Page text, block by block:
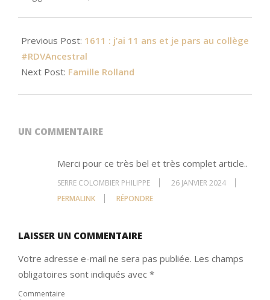
Previous Post: 1611 : j’ai 11 ans et je pars au collège
#RDVAncestral
Next Post: Famille Rolland
UN COMMENTAIRE
Merci pour ce très bel et très complet article..
SERRE COLOMBIER PHILIPPE
26 JANVIER 2024
PERMALINK
RÉPONDRE
LAISSER UN COMMENTAIRE
Votre adresse e-mail ne sera pas publiée. Les champs
obligatoires sont indiqués avec *
Commentaire